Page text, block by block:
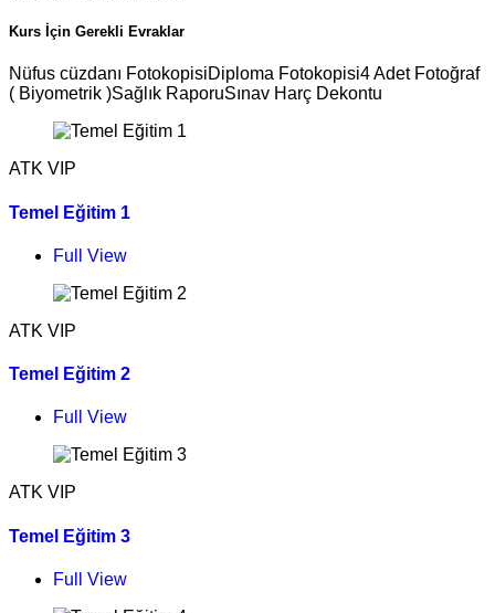
Kurs İçin Gerekli Evraklar
Nüfus cüzdanı FotokopisiDiploma Fotokopisi4 Adet Fotoğraf
( Biyometrik )Sağlık RaporuSınav Harç Dekontu
ATK VIP
Temel Eğitim 1
Full View
ATK VIP
Temel Eğitim 2
Full View
ATK VIP
Temel Eğitim 3
Full View